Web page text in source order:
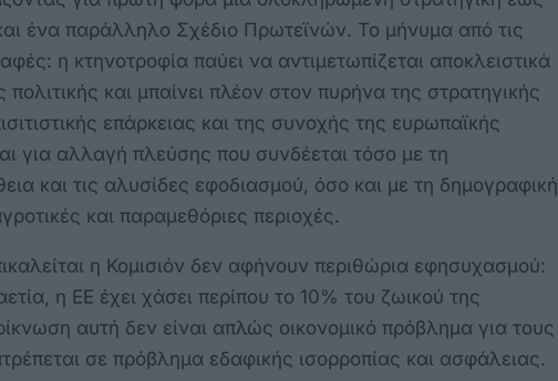
ένα παράλληλο Σχέδιο Πρωτεϊνών. Το μήνυμα από τις
η κτηνοτροφία παύει να αντιμετωπίζεται αποκλειστικά
και μπαίνει πλέον στον πυρήνα της στρατηγικής
επάρκειας και της συνοχής της ευρωπαϊκής
για αλλαγή πλεύσης που συνδέεται τόσο με τη
και τις αλυσίδες εφοδιασμού, όσο και με τη δημογραφική
και παραμεθόριες περιοχές.
η Κομισιόν δεν αφήνουν περιθώρια εφησυχασμού:
η ΕΕ έχει χάσει περίπου το 10% του ζωικού της
αυτή δεν είναι απλώς οικονομικό πρόβλημα για τους
σε πρόβλημα εδαφικής ισορροπίας και ασφάλειας.